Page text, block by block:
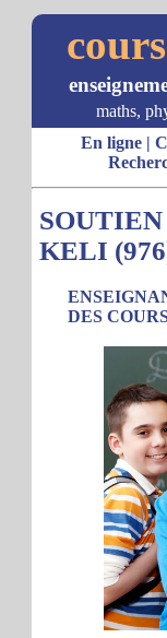
maths,
En ligne|
KELI
DES